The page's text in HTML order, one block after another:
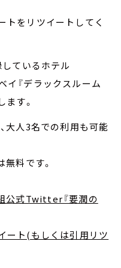
トをリツイートしてく
しているホテル
イ『デラックスルーム
す。
大人3名での利用も可能
無料です。
公式Twitter『要潤の
ート(もしくは引用リツ